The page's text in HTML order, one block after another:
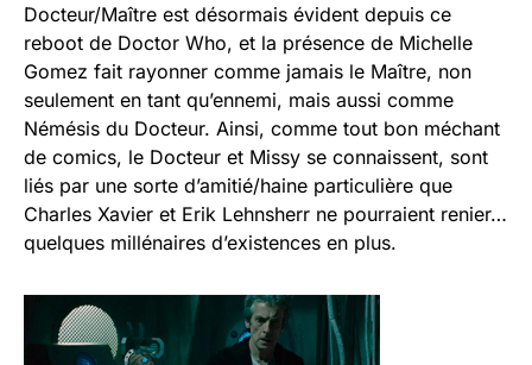
Docteur/Maître est désormais évident depuis ce
reboot de Doctor Who, et la présence de Michelle
Gomez fait rayonner comme jamais le Maître, non
seulement en tant qu’ennemi, mais aussi comme
Némésis du Docteur. Ainsi, comme tout bon méchant
de comics, le Docteur et Missy se connaissent, sont
liés par une sorte d’amitié/haine particulière que
Charles Xavier et Erik Lehnsherr ne pourraient renier…
quelques millénaires d’existences en plus.